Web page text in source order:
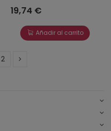
19,74 €
Añadir al carrito
2